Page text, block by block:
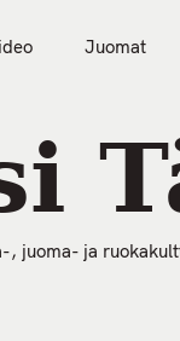
Juomat
, juoma- ja